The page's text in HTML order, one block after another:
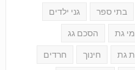
בתי ספר גני ילדים
גת הסכם גג
גת חינוך חרדים